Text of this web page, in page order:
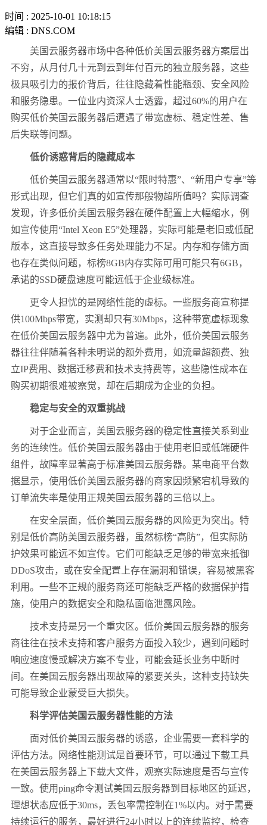
时间 : 2025-10-01 10:18:15
编辑 : DNS.COM
美国云服务器市场中各种低价美国云服务器方案层出
不穷，从月付几十元到云到年付百元的独立服务器，这些
极具吸引力的报价背后，往往隐藏着性能瓶颈、安全风险
和服务隐患。一位业内资深人士透露，超过60%的用户在
购买低价美国云服务器后遭遇了带宽虚标、稳定性差、售
后失联等问题。
低价诱惑背后的隐藏成本
低价美国云服务器通常以“限时特惠”、“新用户专享”等
形式出现，但它们真的如宣传那般物超所值吗？实际调查
发现，许多低价美国云服务器在硬件配置上大幅缩水，例
如宣传使用“Intel Xeon E5”处理器，实际可能是老旧或低配
版本，这直接导致多任务处理能力不足。内存和存储方面
也存在类似问题，标榜8GB内存实际可用可能只有6GB，
承诺的SSD硬盘速度可能远低于企业级标准。
更令人担忧的是网络性能的虚标。一些服务商宣称提
供100Mbps带宽，实测却只有30Mbps，这种带宽虚标现象
在低价美国云服务器中尤为普遍。此外，低价美国云服务
器往往伴随着各种未明说的额外费用，如流量超额费、独
立IP费用、数据迁移费和技术支持费等，这些隐性成本在
购买初期很难被察觉，却在后期成为企业的负担。
稳定与安全的双重挑战
对于企业而言，美国云服务器的稳定性直接关系到业
务的连续性。低价美国云服务器由于使用老旧或低端硬件
组件，故障率显著高于标准美国云服务器。某电商平台数
据显示，使用低价美国云服务器的商家因频繁宕机导致的
订单流失率是使用正规美国云服务器的三倍以上。
在安全层面，低价美国云服务器的风险更为突出。特
别是低价高防美国云服务器，虽然标榜“高防”，但实际防
护效果可能远不如宣传。它们可能缺乏足够的带宽来抵御
DDoS攻击，或在安全配置上存在漏洞和错误，容易被黑客
利用。一些不正规的服务商还可能缺乏严格的数据保护措
施，使用户的数据安全和隐私面临泄露风险。
技术支持是另一个重灾区。低价美国云服务器的服务
商往往在技术支持和客户服务方面投入较少，遇到问题时
响应速度慢或解决方案不专业，可能会延长业务中断时
间。在美国云服务器出现故障的紧要关头，这种支持缺失
可能导致企业蒙受巨大损失。
科学评估美国云服务器性能的方法
面对低价美国云服务器的诱惑，企业需要一套科学的
评估方法。网络性能测试是首要环节，可以通过下载工具
在美国云服务器上下载大文件，观察实际速度是否与宣传
一致。使用ping命令测试美国云服务器到目标地区的延迟，
理想状态应低于30ms，丢包率需控制在1%以内。对于需要
持续运行的服务，最好进行24小时以上的连续监控，检查